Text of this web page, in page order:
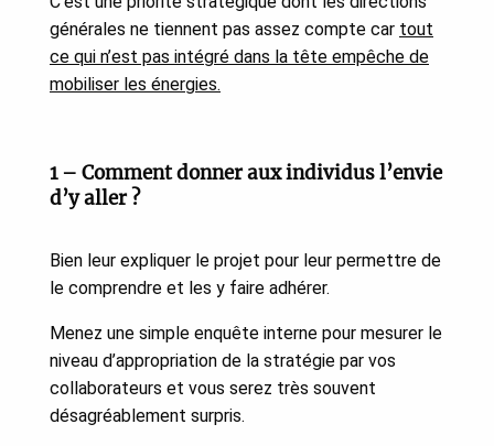
générales ne tiennent pas assez compte car tout
ce qui n’est pas intégré dans la tête empêche de
mobiliser les énergies.
1 – Comment donner aux individus l’envie
d’y aller ?
Bien leur expliquer le projet pour leur permettre de
le comprendre et les y faire adhérer.
Menez une simple enquête interne pour mesurer le
niveau d’appropriation de la stratégie par vos
collaborateurs et vous serez très souvent
désagréablement surpris.